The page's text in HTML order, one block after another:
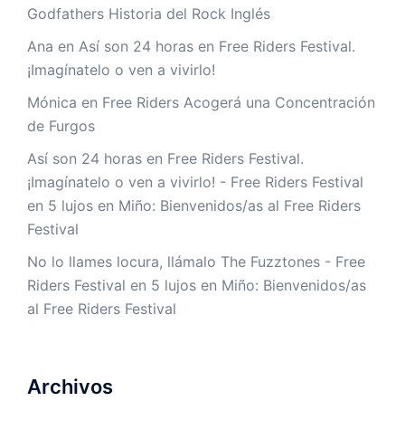
Godfathers Historia del Rock Inglés
Ana en Así son 24 horas en Free Riders Festival.
¡Imagínatelo o ven a vivirlo!
Mónica en Free Riders Acogerá una Concentración
de Furgos
Así son 24 horas en Free Riders Festival.
¡Imagínatelo o ven a vivirlo! - Free Riders Festival
en 5 lujos en Miño: Bienvenidos/as al Free Riders
Festival
No lo llames locura, llámalo The Fuzztones - Free
Riders Festival en 5 lujos en Miño: Bienvenidos/as
al Free Riders Festival
Archivos